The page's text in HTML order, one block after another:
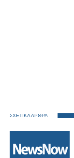
ΣΧΕΤΙΚΑ ΑΡΘΡΑ